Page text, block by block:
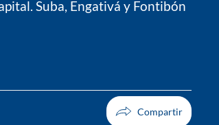
Suba, Engativá y Fontibón